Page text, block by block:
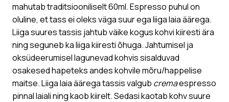
mahutab traditsiooniliselt 60ml. Espresso puhul on
oluline, et tass ei oleks väga suur ega liiga laia äärega.
Liiga suures tassis jahtub väike kogus kohvi kiiresti ära
ning seguneb ka liiga kiiresti õhuga. Jahtumisel ja
oksüdeerumisel lagunevad kohvis sisalduvad
osakesed hapeteks andes kohvile mõru/happelise
maitse. Liiga laia äärega tassis valgub cremaespresso
pinnal laiali ning kaob kiirelt. Sedasi kaotab kohv suure